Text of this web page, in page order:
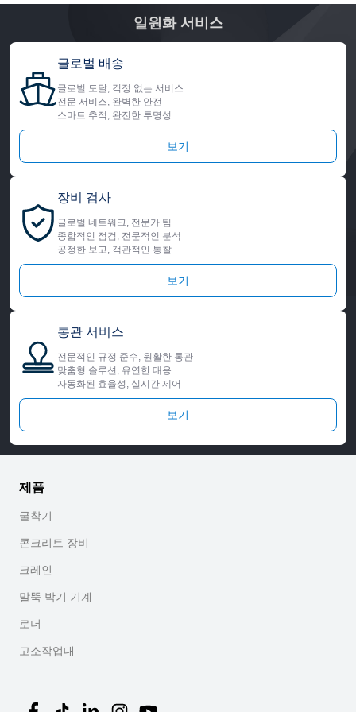
일원화 서비스
글로벌 배송
글로벌 도달, 걱정 없는 서비스
전문 서비스, 완벽한 안전
스마트 추적, 완전한 투명성
보기
장비 검사
글로벌 네트워크, 전문가 팀
종합적인 점검, 전문적인 분석
공정한 보고, 객관적인 통찰
보기
통관 서비스
전문적인 규정 준수, 원활한 통관
맞춤형 솔루션, 유연한 대응
자동화된 효율성, 실시간 제어
보기
제품
굴착기
콘크리트 장비
크레인
말뚝 박기 기계
로더
고소작업대